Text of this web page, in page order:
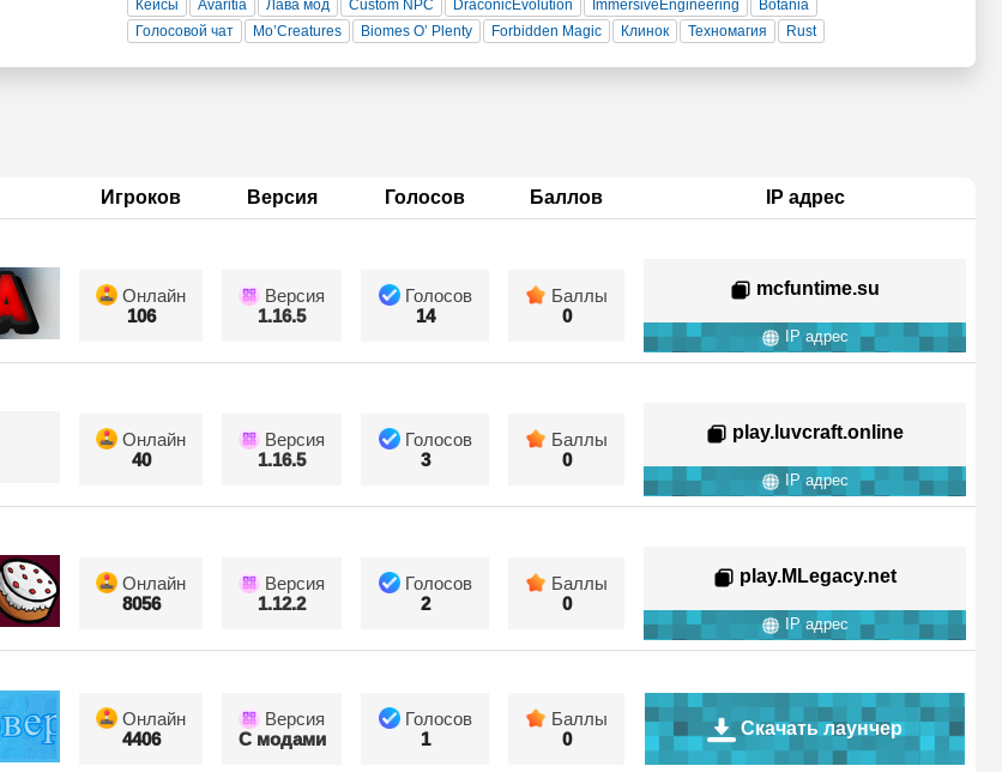
Кейсы
Avaritia Лава мод Custom NPC DraconicEvolution ImmersiveEngineering
Botania
Голосовой чат
Mo’Creatures Biomes O’ Plenty Forbidden Magic Клинок Техномагия Rust
Игроков Версия Голосов Баллов IP адрес
Онлайн
106
Версия
1.16.5
Голосов
14
Баллы
0
mcfuntime.su
IP адрес
Онлайн
40
Версия
1.16.5
Голосов
3
Баллы
0
play.luvcraft.online
IP адрес
Онлайн
8056
Версия
1.12.2
Голосов
2
Баллы
0
play.MLegacy.net
IP адрес
Онлайн
4406
Версия
С модами
Голосов
1
Баллы
0
Скачать лаунчер